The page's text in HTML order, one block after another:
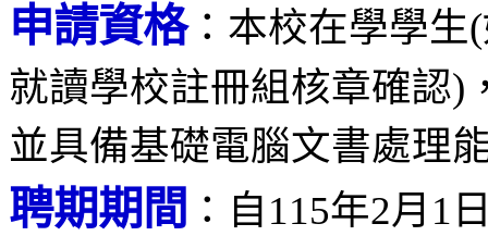
申請資格：本校在學學生
就讀學校註冊組核章確認)
並具備基礎電腦文書處理
聘期期間 ：自115年2月1